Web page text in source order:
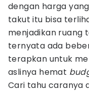
dengan harga
takut itu bisa
menjadikan ruang
ternyata ada
terapkan untuk
aslinya hemat
Cari tahu caranya